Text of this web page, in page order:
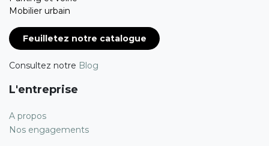
Mobilier urbain
Feuilletez notre catalogue
Consultez notre Blog
L'entreprise
A propos
Nos engagements